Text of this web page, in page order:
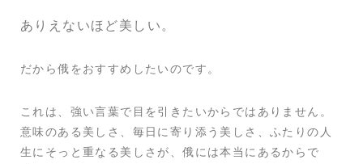
ありえないほど美しい。
だから俄をおすすめしたいのです。
これは、強い言葉で目を引きたいからではありません。
意味のある美しさ、毎日に寄り添う美しさ、ふたりの人
生にそっと重なる美しさが、俄には本当にあるからで